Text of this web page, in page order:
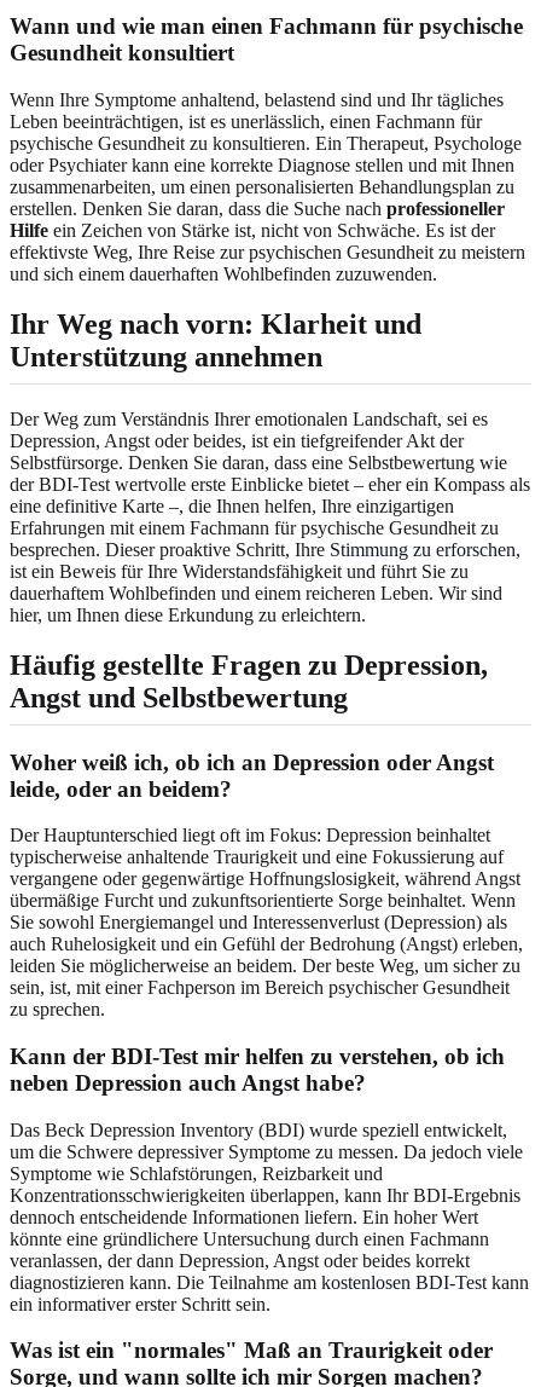
Wann und wie man einen Fachmann für psychische
Gesundheit konsultiert
Wenn Ihre Symptome anhaltend, belastend sind und Ihr tägliches
Leben beeinträchtigen, ist es unerlässlich, einen Fachmann für
psychische Gesundheit zu konsultieren. Ein Therapeut, Psychologe
oder Psychiater kann eine korrekte Diagnose stellen und mit Ihnen
zusammenarbeiten, um einen personalisierten Behandlungsplan zu
erstellen. Denken Sie daran, dass die Suche nach professioneller
Hilfe ein Zeichen von Stärke ist, nicht von Schwäche. Es ist der
effektivste Weg, Ihre Reise zur psychischen Gesundheit zu meistern
und sich einem dauerhaften Wohlbefinden zuzuwenden.
Ihr Weg nach vorn: Klarheit und
Unterstützung annehmen
Der Weg zum Verständnis Ihrer emotionalen Landschaft, sei es
Depression, Angst oder beides, ist ein tiefgreifender Akt der
Selbstfürsorge. Denken Sie daran, dass eine Selbstbewertung wie
der BDI-Test wertvolle erste Einblicke bietet – eher ein Kompass als
eine definitive Karte –, die Ihnen helfen, Ihre einzigartigen
Erfahrungen mit einem Fachmann für psychische Gesundheit zu
besprechen. Dieser proaktive Schritt, Ihre Stimmung zu erforschen,
ist ein Beweis für Ihre Widerstandsfähigkeit und führt Sie zu
dauerhaftem Wohlbefinden und einem reicheren Leben. Wir sind
hier, um Ihnen diese Erkundung zu erleichtern.
Häufig gestellte Fragen zu Depression,
Angst und Selbstbewertung
Woher weiß ich, ob ich an Depression oder Angst
leide, oder an beidem?
Der Hauptunterschied liegt oft im Fokus: Depression beinhaltet
typischerweise anhaltende Traurigkeit und eine Fokussierung auf
vergangene oder gegenwärtige Hoffnungslosigkeit, während Angst
übermäßige Furcht und zukunftsorientierte Sorge beinhaltet. Wenn
Sie sowohl Energiemangel und Interessenverlust (Depression) als
auch Ruhelosigkeit und ein Gefühl der Bedrohung (Angst) erleben,
leiden Sie möglicherweise an beidem. Der beste Weg, um sicher zu
sein, ist, mit einer Fachperson im Bereich psychischer Gesundheit
zu sprechen.
Kann der BDI-Test mir helfen zu verstehen, ob ich
neben Depression auch Angst habe?
Das Beck Depression Inventory (BDI) wurde speziell entwickelt,
um die Schwere depressiver Symptome zu messen. Da jedoch viele
Symptome wie Schlafstörungen, Reizbarkeit und
Konzentrationsschwierigkeiten überlappen, kann Ihr BDI-Ergebnis
dennoch entscheidende Informationen liefern. Ein hoher Wert
könnte eine gründlichere Untersuchung durch einen Fachmann
veranlassen, der dann Depression, Angst oder beides korrekt
diagnostizieren kann. Die Teilnahme am kostenlosen BDI-Test kann
ein informativer erster Schritt sein.
Was ist ein "normales" Maß an Traurigkeit oder
Sorge, und wann sollte ich mir Sorgen machen?